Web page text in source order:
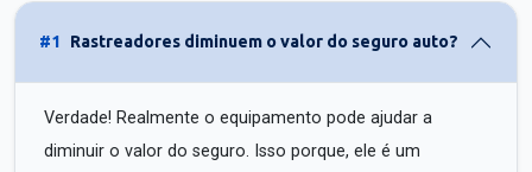
#1 Rastreadores diminuem o valor do seguro auto?
Verdade! Realmente o equipamento pode ajudar a
diminuir o valor do seguro. Isso porque, ele é um